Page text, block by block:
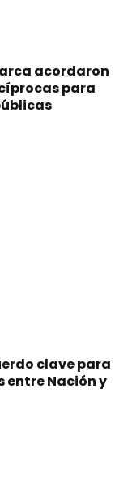
acordaron
para
clave para
entre Nación y